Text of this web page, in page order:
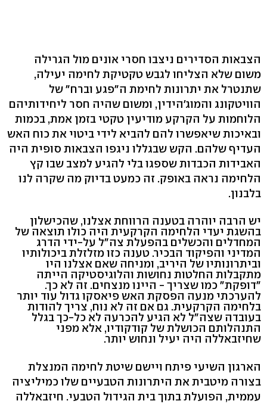
הצבאות הסדירים ניצבו חסרי אונים מול הגרילה
משום שלא הצליחו לגבש טקטיקת לחימה יעילה,
שתנטרל את יתרונות לחימת ה"פגע וברח" של
הוויטקונג והמוג'הידין, ומשום שהיה חסר ליחידותיהם
הלוחמות על הקרקע מודיעין טקטי בזמן אמת, בכמות
ובאיכות שיאפשרו להם להביא לידי ביטוי את כוח האש
העדיף שלהם. הקש שבגללו ניגפו הצבאות סופית היה
האבידות הכבדות שספגו בלי להגיע למצב שבו קץ
הלחימה נראה באופק. זה כמעט בדיוק מה שקרה לנו
בלבנון.
יש הרבה יוהרה בטענה הרווחת אצלנו, שהכישלון
בהשגת יעדי הלחימה הקרקעית היה כולו תוצאה של
המחדלים והכשלים בהפעלת צה"ל על-ידי הדרג
המדיני והפיקוד הבכיר. טענה כזו מזלזלת ביכולותיו
וביתרונותיו של היריב, ומניחה שאם אצלנו היו
מתקבלות החלטות נחושות והלוגיסטיקה הייתה
"דופקת" כמו שצריך - היינו מנצחים. זה לא כך.
להערכתי מנעה הפסקת האש פיאסקו גדול עוד יותר
בלחימה הקרקעית. גם אם זה לא נוח, צריך להודות
בעובדה שצה"ל לא הגיע להכרעה לא כל-כך בגלל
התנהלותם הכושלת של קודקודיו, אלא מפני
שחיזבאללה היה יעיל ונחוש יותר.
הארגון השיעי פיתח ויישם שיטת לחימה המנצלת
בצורה מיטבית את היתרונות הטבעיים שלו כמיליציה
עממית, הפועלת בתוך בית הגידול הטבעי. חיזבאללה